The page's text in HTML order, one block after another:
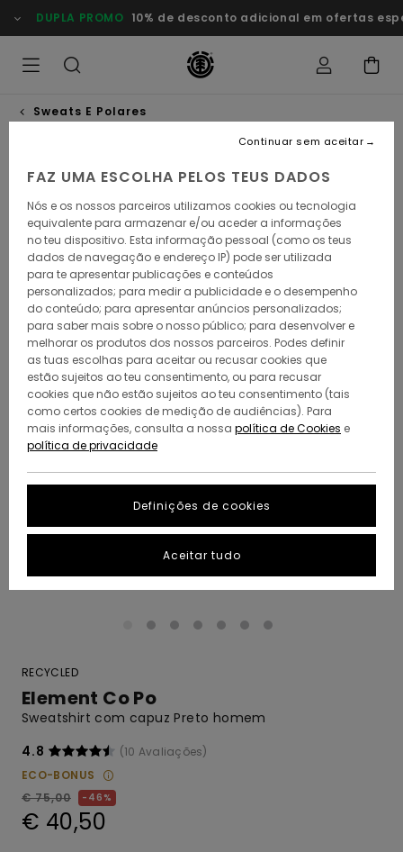
para
a
DUPLA PROMO 10% de desconto adicional em ofertas
Sweats E Polares
RECYCLED
Element Co Po
Sweatshirt com capuz Preto homem
4.8
(10 Avaliações)
ECO-BONUS
€ 75,00
46%
€ 40,50
FAZ UMA ESCOLHA PELOS TEUS DADOS
Nós e os nossos parceiros utilizamos cookies ou tecnologia
equivalente para armazenar e/ou aceder a informações
no teu dispositivo. Esta informação pessoal (como os teus
dados de navegação e endereço IP) pode ser utilizada
para te apresentar publicações e conteúdos
personalizados; para medir a publicidade e o desempenho
do conteúdo; para apresentar anúncios personalizados;
para saber mais sobre o nosso público; para desenvolver e
melhorar os produtos dos nossos parceiros. Podes definir
as tuas escolhas para aceitar ou recusar cookies que
estão sujeitos ao teu consentimento, ou para recusar
cookies que não estão sujeitos ao teu consentimento (tais
como certos cookies de medição de audiências). Para
mais informações, consulta a nossa política de Cookies e
política de privacidade
Definições de cookies
Continuar sem aceitar
Aceitar tudo